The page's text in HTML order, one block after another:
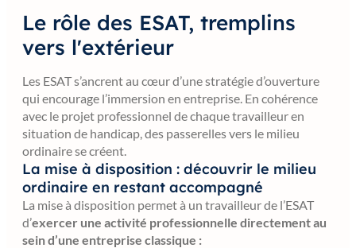
Le rôle des ESAT, tremplins
vers l'extérieur
Les ESAT s’ancrent au cœur d’une stratégie d’ouverture
qui encourage l’immersion en entreprise. En cohérence
avec le projet professionnel de chaque travailleur en
situation de handicap, des passerelles vers le milieu
ordinaire se créent.
La mise à disposition : découvrir le milieu
ordinaire en restant accompagné
La mise à disposition permet à un travailleur de l’ESAT
d’exercer une activité professionnelle directement au
sein d’une entreprise classique :